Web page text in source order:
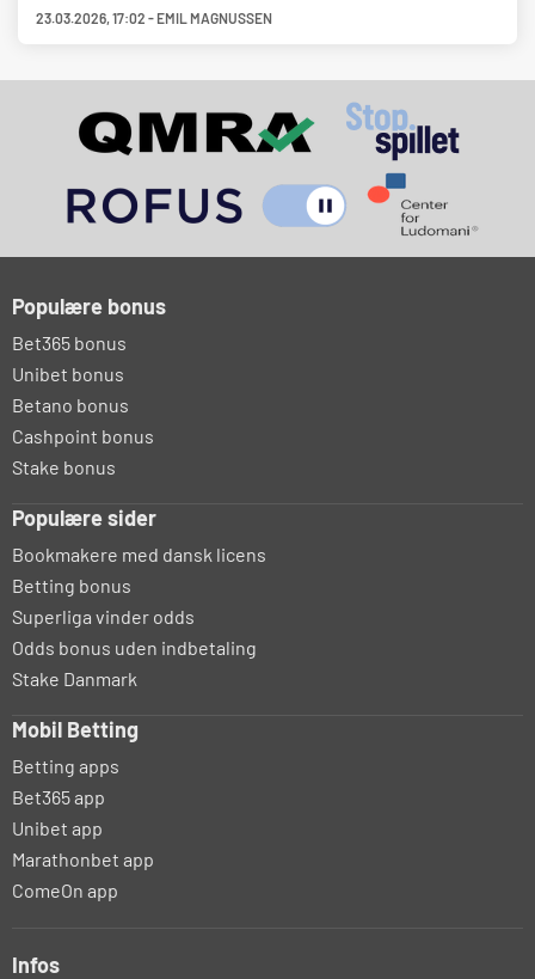
23.03.2026,17:02 - EMIL MAGNUSSEN
Populære bonus
Bet365 bonus
Unibet bonus
Betano bonus
Cashpoint bonus
Stake bonus
Populære sider
Bookmakere med dansk licens
Betting bonus
Superliga vinder odds
Odds bonus uden indbetaling
Stake Danmark
Mobil Betting
Betting apps
Bet365 app
Unibet app
Marathonbet app
ComeOn app
Infos